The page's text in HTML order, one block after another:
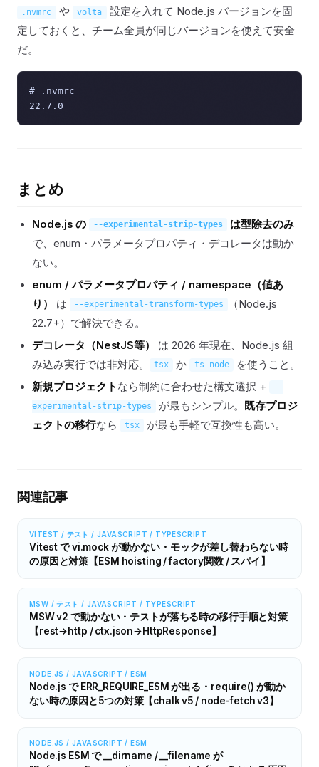
.nvmrc や volta
設定を入れて Node.js バージョンを固
定しておくと、チーム全員が同じバージョンを使えて安全
だ。
# .nvmrc
まとめ
Node.js の --experimental-strip-types
は型除去のみ
で、enum・パラメータプロパティ・デコレータは動か
ない。
enum / パラメータプロパティ / namespace（値あ
り）
は --experimental-transform-types
（Node.js
22.7+）で解決できる。
デコレータ（NestJS等）
は 2026 年現在、Node.js 組
み込み実行では非対応。
tsx か ts-node
を使うこと。
新規プロジェクト なら制約に合わせた構文選択 +
--
experimental-strip-types
が最もシンプル。
既存プロジ
ェクトの移行なら tsx が最も手軽で互換性も高い。
関連記事
VITEST / テスト / JAVASCRIPT / TYPESCRIPT
Vitest で vi.mock が動かない・モックが差し替わらない時
の原因と対策【ESM hoisting / factory関数 / スパイ】
MSW / テスト / JAVASCRIPT / TYPESCRIPT
MSW v2 で動かない・テストが落ちる時の移行手順と対策
【rest→http / ctx.json→HttpResponse】
NODE.JS / JAVASCRIPT / ESM
Node.js で ERR_REQUIRE_ESM が出る・require() が動か
ない時の原因と5つの対策【chalk v5 / node-fetch v3】
NODE.JS / JAVASCRIPT / ESM
Node.js ESM で __dirname / __filename が